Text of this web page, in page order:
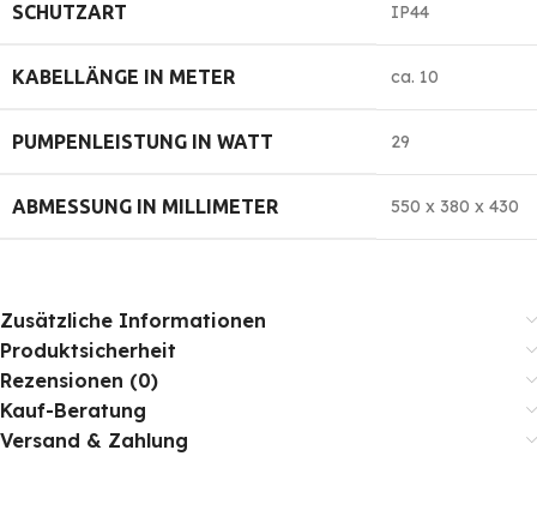
SCHUTZART IP44
KABELLÄNGE IN METER ca. 10
PUMPENLEISTUNG IN WATT 29
ABMESSUNG IN MILLIMETER 550 x 380 x 430
Zusätzliche Informationen
Produktsicherheit
Rezensionen (0)
Kauf-Beratung
Versand & Zahlung